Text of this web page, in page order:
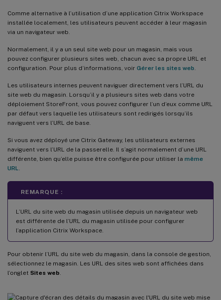
Comme alternative à l’utilisation d’une application Citrix Workspace
installée localement, les utilisateurs peuvent accéder à leur magasin
via un navigateur web.
Normalement, il y a un seul site web pour un magasin, mais vous
pouvez configurer plusieurs sites web, chacun avec sa propre URL et
configuration. Pour plus d’informations, voir Gérer les sites web
Les utilisateurs internes peuvent naviguer directement vers l’URL du
site web du magasin. Lorsqu’il y a plusieurs sites web dans votre
déploiement StoreFront, vous pouvez configurer l’un d’eux comme URL
par défaut vers laquelle les utilisateurs sont redirigés lorsqu’ils
naviguent vers l’URL de base.
Si vous avez déployé une Citrix Gateway, les utilisateurs externes
naviguent vers l’URL de la passerelle. Il s’agit normalement d’une URL
différente, bien qu’elle puisse être configurée pour utiliser la même
URL
REMARQUE :
L’URL du site web du magasin utilisée depuis un navigateur web
est différente de l’URL du magasin utilisée pour configurer
l’application Citrix Workspace.
Pour obtenir l’URL du site web du magasin, dans la console de gestion,
sélectionnez le magasin. Les URL des sites web sont affichées dans
l’onglet Sites web